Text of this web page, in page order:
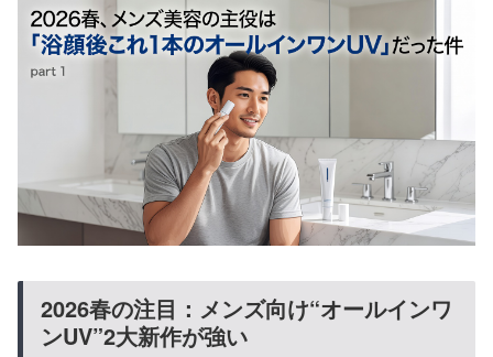
2026春の注目：メンズ向け“オールインワ
ンUV”2大新作が強い